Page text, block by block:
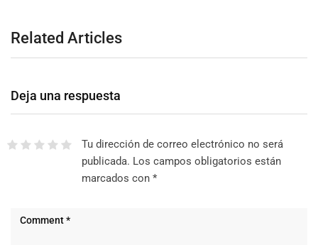
Related Articles
Deja una respuesta
Tu dirección de correo electrónico no será
publicada. Los campos obligatorios están
marcados con *